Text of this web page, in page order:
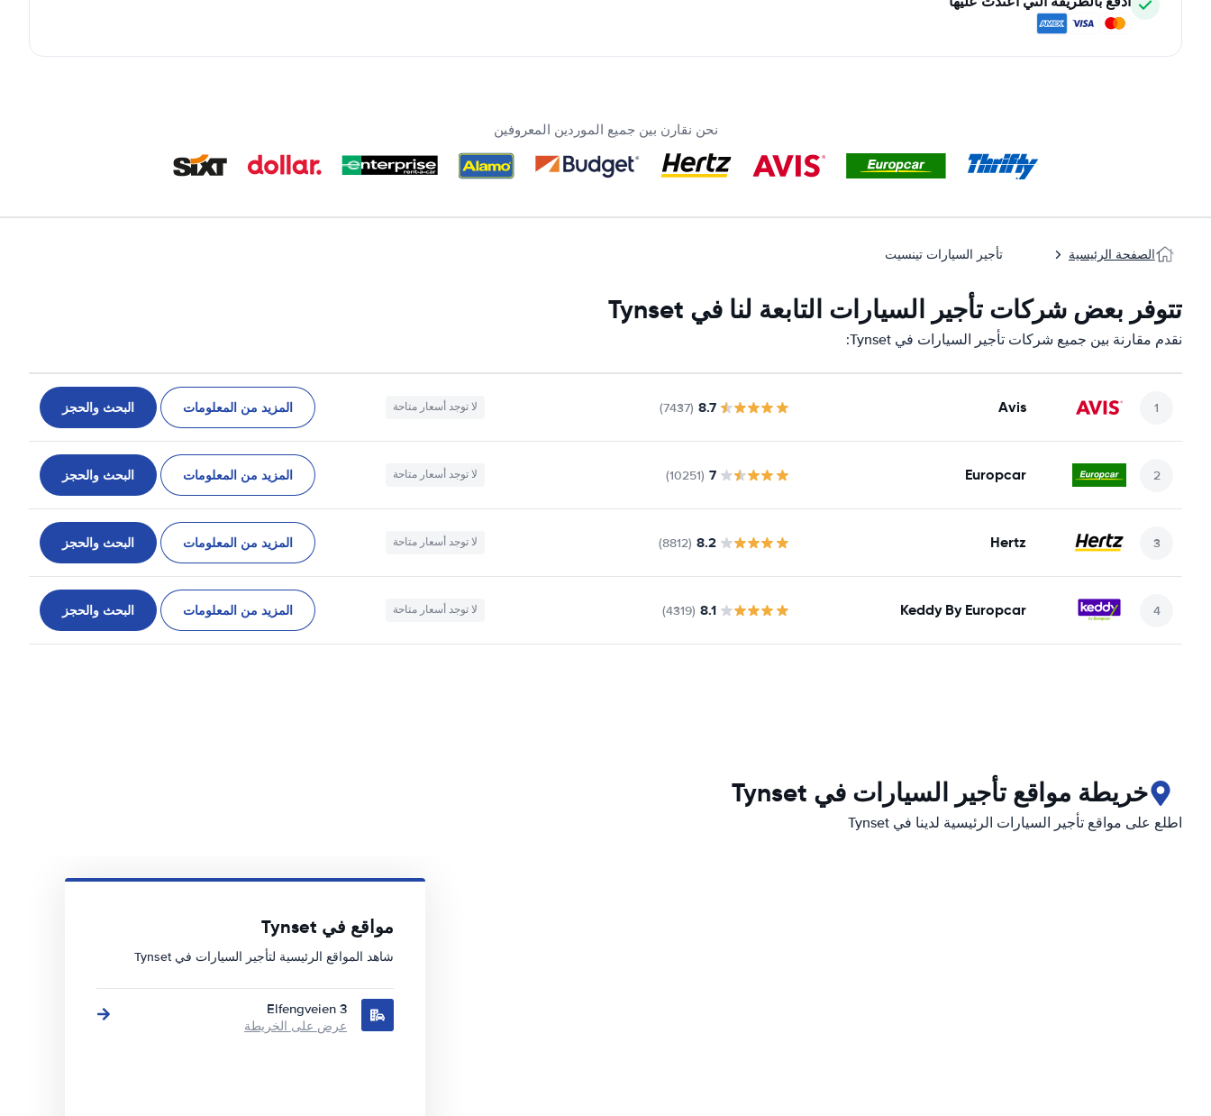
نحن نقارن بين جميع الموردين المعروفين
الصفحة الرئيسية تأجير السيارات تينسيت
تتوفر بعض شركات تأجير السيارات التابعة لنا في Tynset
نقدم مقارنة بين جميع شركات تأجير السيارات في Tynset:
Avis
8.7
(7437) لا توجد أسعار متاحة المزيد من المعلومات البحث والحجز
Europcar
7
(10251) لا توجد أسعار متاحة المزيد من المعلومات البحث والحجز
Hertz
8.2
(8812) لا توجد أسعار متاحة المزيد من المعلومات البحث والحجز
Keddy By Europcar
8.1
(4319) لا توجد أسعار متاحة المزيد من المعلومات البحث والحجز
خريطة مواقع تأجير السيارات في Tynset
اطلع على مواقع تأجير السيارات الرئيسية لدينا في Tynset
مواقع في Tynset
شاهد المواقع الرئيسية لتأجير السيارات في Tynset
Elfengveien 3
عرض على الخريطة